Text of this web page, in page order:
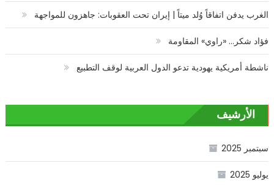
الغرب يدفن اتفاقاً وُلد ميتاً | إيران تحت العقوبات: جاهزون للمواجهة
فؤاد شكر… «راوي» المقاومة
ناشطة أمريكية يهودية تدعو الدول العربية لوقف التطبيع
الأرشيف
سبتمبر 2025
يوليو 2025